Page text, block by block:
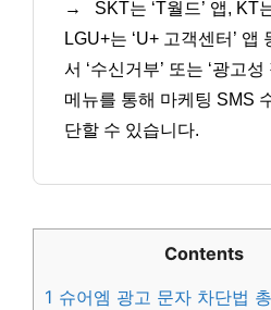
→
SKT는 ‘T월드’ 앱, KT
LGU+는 ‘U+ 고객센터’ 앱
서 ‘수신거부’ 또는 ‘광고
메뉴를 통해 마케팅 SMS
단할 수 있습니다.
Contents
1 슈어엠 광고 문자 차단법